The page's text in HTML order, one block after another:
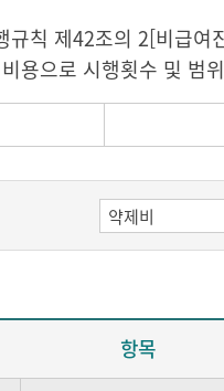
규칙 제42조의 2[비급
용으로 시행횟수 및 범
항목